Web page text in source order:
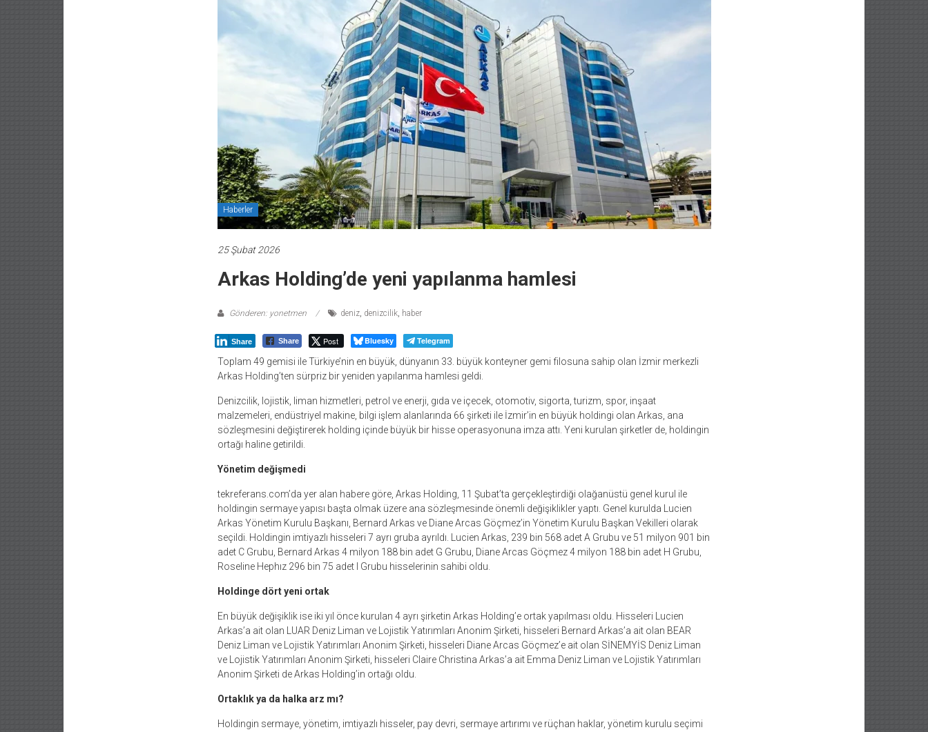
Haberler
25 Şubat 2026
Arkas Holding’de yeni yapılanma hamlesi
Gönderen: yonetmen deniz, denizcilik, haber
Share Share Post Bluesky Telegram
Toplam 49 gemisi ile Türkiye’nin en büyük, dünyanın 33. büyük konteyner gemi filosuna sahip olan İzmir merkezli
Arkas Holding’ten sürpriz bir yeniden yapılanma hamlesi geldi.
Denizcilik, lojistik, liman hizmetleri, petrol ve enerji, gıda ve içecek, otomotiv, sigorta, turizm, spor, inşaat
malzemeleri, endüstriyel makine, bilgi işlem alanlarında 66 şirketi ile İzmir’in en büyük holdingi olan Arkas, ana
sözleşmesini değiştirerek holding içinde büyük bir hisse operasyonuna imza attı. Yeni kurulan şirketler de, holdingin
ortağı haline getirildi.
Yönetim değişmedi
tekreferans.com’da yer alan habere göre, Arkas Holding, 11 Şubat’ta gerçekleştirdiği olağanüstü genel kurul ile
holdingin sermaye yapısı başta olmak üzere ana sözleşmesinde önemli değişiklikler yaptı. Genel kurulda Lucien
Arkas Yönetim Kurulu Başkanı, Bernard Arkas ve Diane Arcas Göçmez’in Yönetim Kurulu Başkan Vekilleri olarak
seçildi. Holdingin imtiyazlı hisseleri 7 ayrı gruba ayrıldı. Lucien Arkas, 239 bin 568 adet A Grubu ve 51 milyon 901 bin
adet C Grubu, Bernard Arkas 4 milyon 188 bin adet G Grubu, Diane Arcas Göçmez 4 milyon 188 bin adet H Grubu,
Roseline Hephız 296 bin 75 adet I Grubu hisselerinin sahibi oldu.
Holdinge dört yeni ortak
En büyük değişiklik ise iki yıl önce kurulan 4 ayrı şirketin Arkas Holding’e ortak yapılması oldu. Hisseleri Lucien
Arkas’a ait olan LUAR Deniz Liman ve Lojistik Yatırımları Anonim Şirketi, hisseleri Bernard Arkas’a ait olan BEAR
Deniz Liman ve Lojistik Yatırımları Anonim Şirketi, hisseleri Diane Arcas Göçmez’e ait olan SİNEMYİS Deniz Liman
ve Lojistik Yatırımları Anonim Şirketi, hisseleri Claire Christina Arkas’a ait Emma Deniz Liman ve Lojistik Yatırımları
Anonim Şirketi de Arkas Holding’in ortağı oldu.
Ortaklık ya da halka arz mı?
Holdingin sermaye, yönetim, imtiyazlı hisseler, pay devri, sermaye artırımı ve rüçhan haklar, yönetim kurulu seçimi